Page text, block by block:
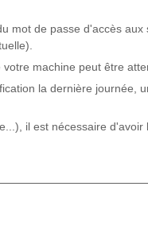
mot de passe d'accès
machine peut être
la dernière journée,
il est nécessaire